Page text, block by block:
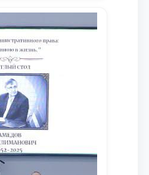
реформ и